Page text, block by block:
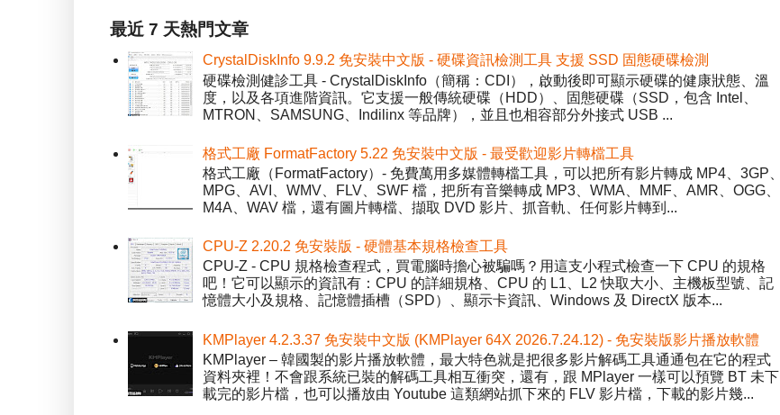
最近 7 天熱門文章
CrystalDiskInfo 9.9.2 免安裝中文版 - 硬碟資訊檢測工具 支援 SSD 固態硬碟檢測
硬碟檢測健診工具 - CrystalDiskInfo（簡稱：CDI），啟動後即可顯示硬碟的健康狀態、溫
度，以及各項進階資訊。它支援一般傳統硬碟（HDD）、固態硬碟（SSD，包含 Intel、
MTRON、SAMSUNG、Indilinx 等品牌），並且也相容部分外接式 USB ...
格式工廠 FormatFactory 5.22 免安裝中文版 - 最受歡迎影片轉檔工具
格式工廠（FormatFactory）- 免費萬用多媒體轉檔工具，可以把所有影片轉成 MP4、3GP、
MPG、AVI、WMV、FLV、SWF 檔，把所有音樂轉成 MP3、WMA、MMF、AMR、OGG、
M4A、WAV 檔，還有圖片轉檔、擷取 DVD 影片、抓音軌、任何影片轉到...
CPU-Z 2.20.2 免安裝版 - 硬體基本規格檢查工具
CPU-Z - CPU 規格檢查程式，買電腦時擔心被騙嗎？用這支小程式檢查一下 CPU 的規格
吧！它可以顯示的資訊有：CPU 的詳細規格、CPU 的 L1、L2 快取大小、主機板型號、記
憶體大小及規格、記憶體插槽（SPD）、顯示卡資訊、Windows 及 DirectX 版本...
KMPlayer 4.2.3.37 免安裝中文版 (KMPlayer 64X 2026.7.24.12) - 免安裝版影片播放軟體
KMPlayer – 韓國製的影片播放軟體，最大特色就是把很多影片解碼工具通通包在它的程式
資料夾裡！不會跟系統已裝的解碼工具相互衝突，還有，跟 MPlayer 一樣可以預覽 BT 未下
載完的影片檔，也可以播放由 Youtube 這類網站抓下來的 FLV 影片檔，下載的影片幾...